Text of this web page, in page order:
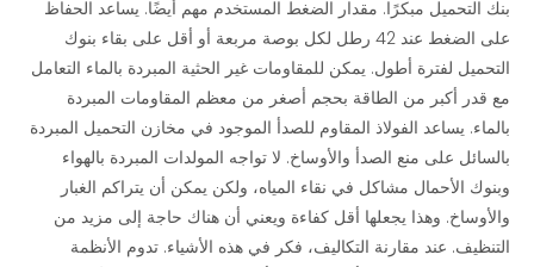
بنك التحميل مبكرًا. مقدار الضغط المستخدم مهم أيضًا. يساعد الحفاظ
على الضغط عند 42 رطل لكل بوصة مربعة أو أقل على بقاء بنوك
التحميل لفترة أطول. يمكن للمقاومات غير الحثية المبردة بالماء التعامل
مع قدر أكبر من الطاقة بحجم أصغر من معظم المقاومات المبردة
بالماء. يساعد الفولاذ المقاوم للصدأ الموجود في مخازن التحميل المبردة
بالسائل على منع الصدأ والأوساخ. لا تواجه المولدات المبردة بالهواء
وبنوك الأحمال مشاكل في نقاء المياه، ولكن يمكن أن يتراكم الغبار
والأوساخ. وهذا يجعلها أقل كفاءة ويعني أن هناك حاجة إلى مزيد من
التنظيف. عند مقارنة التكاليف، فكر في هذه الأشياء. تدوم الأنظمة